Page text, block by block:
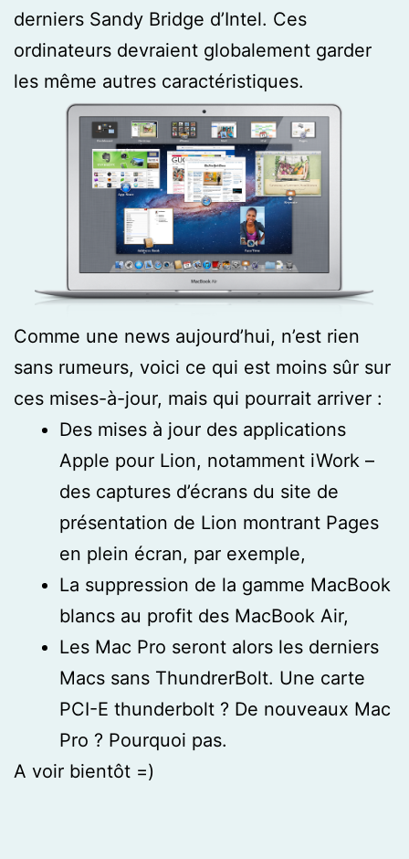
derniers Sandy Bridge d’Intel. Ces
ordinateurs devraient globalement garder
les même autres caractéristiques.
Comme une news aujourd’hui, n’est rien
sans rumeurs, voici ce qui est moins sûr sur
ces mises-à-jour, mais qui pourrait arriver :
Des mises à jour des applications
Apple pour Lion, notamment iWork –
des captures d’écrans du site de
présentation de Lion montrant Pages
en plein écran, par exemple,
La suppression de la gamme MacBook
blancs au profit des MacBook Air,
Les Mac Pro seront alors les derniers
Macs sans ThundrerBolt. Une carte
PCI-E thunderbolt ? De nouveaux Mac
Pro ? Pourquoi pas.
A voir bientôt =)